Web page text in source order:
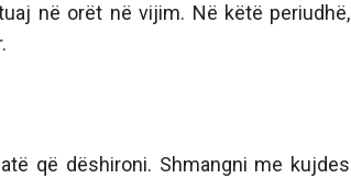
në orët në vijim. Në këtë periudhë,
që dëshironi. Shmangni me kujdes